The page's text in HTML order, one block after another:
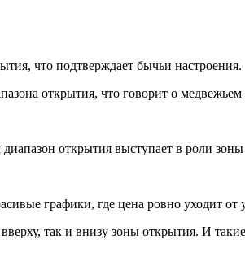
что подтверждает бычьи настроения.
открытия, что говорит о
открытия выступает в роли
графики, где цена ровно уходит
так и внизу зоны открытия. И